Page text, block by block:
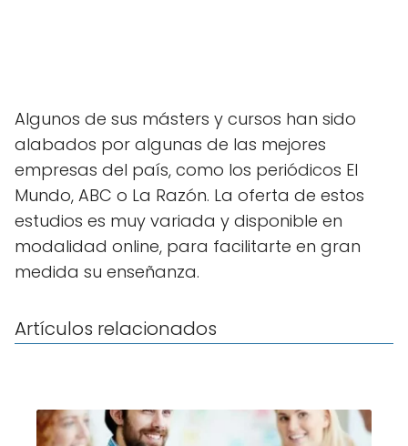
Algunos de sus másters y cursos han sido
alabados por algunas de las mejores
empresas del país, como los periódicos El
Mundo, ABC o La Razón. La oferta de estos
estudios es muy variada y disponible en
modalidad online, para facilitarte en gran
medida su enseñanza.
Artículos relacionados